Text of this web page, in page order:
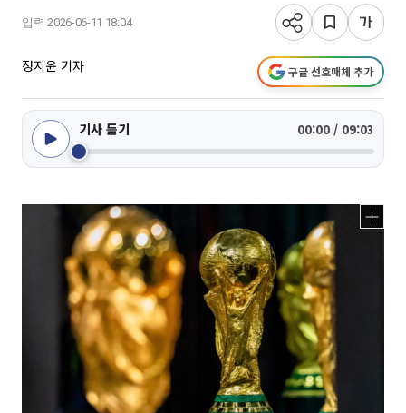
입력 2026-06-11 18:04
정지윤 기자 구글 선호매체 추가
기사 듣기 00:00 / 09:03